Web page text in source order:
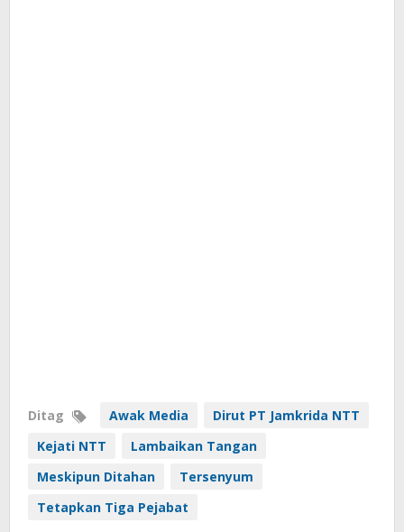
Ditag Awak Media
Dirut PT Jamkrida NTT
Kejati NTT
Lambaikan Tangan
Meskipun Ditahan
Tersenyum
Tetapkan Tiga Pejabat